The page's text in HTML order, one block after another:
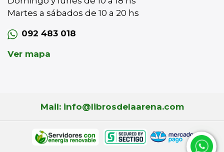
Martes a sábados de 10 a 20 hs
092 483 018
Ver mapa
Mail: info@librosdelaarena.com